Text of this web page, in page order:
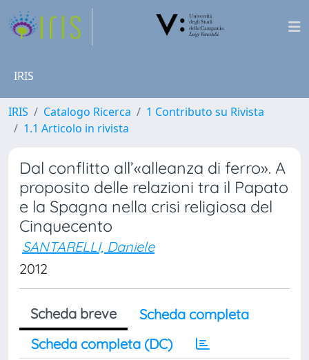
IRIS
IRIS Catalogo Ricerca
1 Contributo su Rivista
1.1 Articolo in rivista
Dal conflitto all’«alleanza di ferro». A
proposito delle relazioni tra il Papato
e la Spagna nella crisi religiosa del
Cinquecento
SANTARELLI, Daniele
2012
Scheda breve
Scheda completa
Scheda completa (DC)